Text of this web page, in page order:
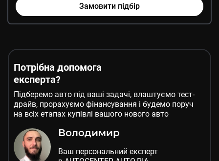
Замовити підбір
Потрібна допомога
експерта?
Підберемо авто під ваші задачі, влаштуємо тест-
драйв, прорахуємо фінансування і будемо поруч
на всіх етапах купівлі вашого нового авто
Володимир
Ваш персональний експерт